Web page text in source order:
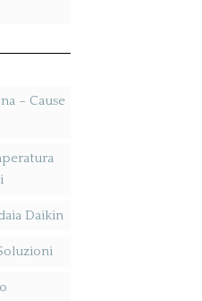
– Cause
Daikin